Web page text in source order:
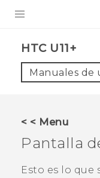
VIVE
HTC U11+‎
Manuales de
< < Menu
Pantalla
Esto es lo que